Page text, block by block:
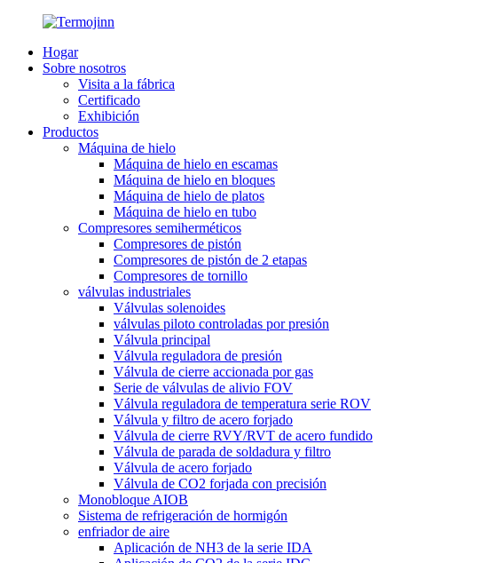
Hogar
Sobre nosotros
Visita a la fábrica
Certificado
Exhibición
Productos
Máquina de hielo
Máquina de hielo en escamas
Máquina de hielo en bloques
Máquina de hielo de platos
Máquina de hielo en tubo
Compresores semiherméticos
Compresores de pistón
Compresores de pistón de 2 etapas
Compresores de tornillo
válvulas industriales
Válvulas solenoides
válvulas piloto controladas por presión
Válvula principal
Válvula reguladora de presión
Válvula de cierre accionada por gas
Serie de válvulas de alivio FOV
Válvula reguladora de temperatura serie ROV
Válvula y filtro de acero forjado
Válvula de cierre RVY/RVT de acero fundido
Válvula de parada de soldadura y filtro
Válvula de acero forjado
Válvula de CO2 forjada con precisión
Monobloque AIOB
Sistema de refrigeración de hormigón
enfriador de aire
Aplicación de NH3 de la serie IDA